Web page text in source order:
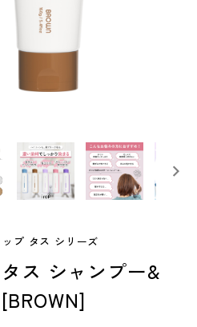
プ タス シリーズ
ス シャンプー&